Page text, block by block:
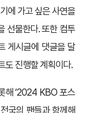
에 가고 싶은 사연을
선물한다. 또한 컴투
게시글에 댓글을 달
도 진행할 계획이다.
해 ‘2024 KBO 포스
국의 팬들과 함께해